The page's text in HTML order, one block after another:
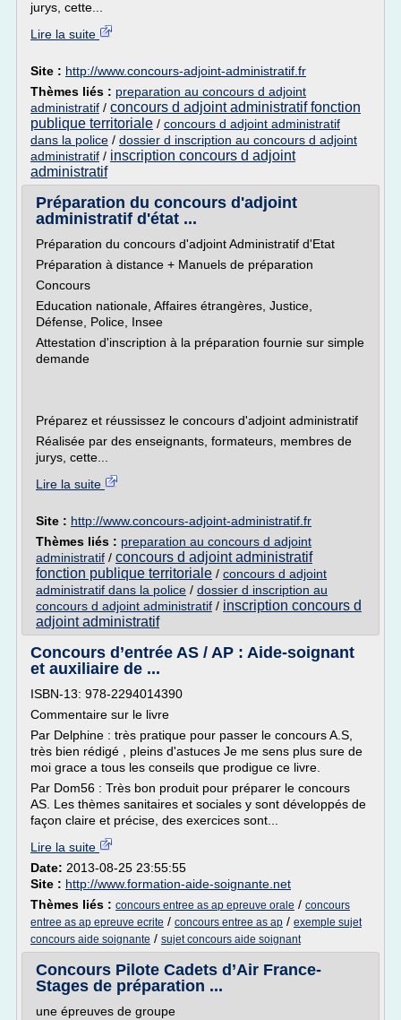
jurys, cette...
Lire la suite
Site : http://www.concours-adjoint-administratif.fr
Thèmes liés : preparation au concours d adjoint
administratif / concours d adjoint administratif fonction
publique territoriale / concours d adjoint administratif
dans la police / dossier d inscription au concours d adjoint
administratif / inscription concours d adjoint
administratif
Préparation du concours d'adjoint
administratif d'état ...
Préparation du concours d'adjoint Administratif d'Etat
Préparation à distance + Manuels de préparation
Concours
Education nationale, Affaires étrangères, Justice,
Défense, Police, Insee
Attestation d'inscription à la préparation fournie sur simple
demande
Préparez et réussissez le concours d'adjoint administratif
Réalisée par des enseignants, formateurs, membres de
jurys, cette...
Lire la suite
Site : http://www.concours-adjoint-administratif.fr
Thèmes liés : preparation au concours d adjoint
administratif / concours d adjoint administratif
fonction publique territoriale / concours d adjoint
administratif dans la police / dossier d inscription au
concours d adjoint administratif / inscription concours d
adjoint administratif
Concours d’entrée AS / AP : Aide-soignant
et auxiliaire de ...
ISBN-13: 978-2294014390
Commentaire sur le livre
Par Delphine : très pratique pour passer le concours A.S,
très bien rédigé , pleins d'astuces Je me sens plus sure de
moi grace a tous les conseils que prodigue ce livre.
Par Dom56 : Très bon produit pour préparer le concours
AS. Les thèmes sanitaires et sociales y sont développés de
façon claire et précise, des exercices sont...
Lire la suite
Date: 2013-08-25 23:55:55
Site : http://www.formation-aide-soignante.net
Thèmes liés : concours entree as ap epreuve orale / concours
entree as ap epreuve ecrite / concours entree as ap / exemple sujet
concours aide soignante / sujet concours aide soignant
Concours Pilote Cadets d’Air France-
Stages de préparation ...
une épreuves de groupe